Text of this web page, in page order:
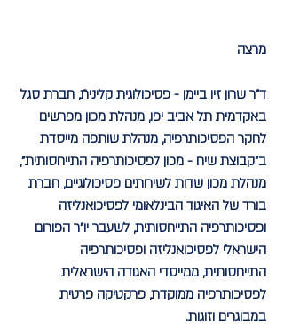
מרצה
ד"ר שרון זיו ביימן - פסיכולוגית קליניתֿ, חברת סגל
באקדמית תל אביב יפו, מנהלת מכון מפרשים
לחקר הפסיכותרפיה, מנהלת שותפה מייסדת
ב"קבוצת שיח - מכון לפסיכותרפיה התייחסותית",
מנהלת מכון שדות לשירותים פסיכולוגיים, חברת
בורד של האיגוד הבינלאומי לפסיכואנליזה
ופסיכותרפיה התייחסותית, לשעבר יו"ר הפורום
הישראלי לפסיכואנליזה ופסיכותרפיה
התייחסותית, ממייסדי האגודה הישראלית
לפסיכותרפיה ממוקדת, פרקטיקה פרטית
במבוגרים וזוגות.